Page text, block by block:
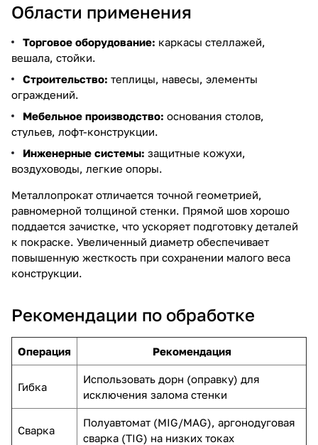
Области применения
Торговое оборудование: каркасы стеллажей,
вешала, стойки.
Строительство: теплицы, навесы, элементы
ограждений.
Мебельное производство: основания столов,
стульев, лофт-конструкции.
Инженерные системы: защитные кожухи,
воздуховоды, легкие опоры.
Металлопрокат отличается точной геометрией,
равномерной толщиной стенки. Прямой шов хорошо
поддается зачистке, что ускоряет подготовку деталей
к покраске. Увеличенный диаметр обеспечивает
повышенную жесткость при сохранении малого веса
конструкции.
Рекомендации по обработке
Операция Рекомендация
Гибка
Использовать дорн (оправку) для
исключения залома стенки
Сварка
Полуавтомат (MIG/MAG), аргонодуговая
сварка (TIG) на низких токах